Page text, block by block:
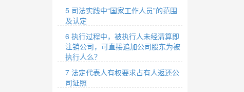
5 司法实践中“国家工作人员”的范围
及认定
6 执行过程中，被执行人未经清算即
注销公司，可直接追加公司股东为被
执行人么？
7 法定代表人有权要求占有人返还公
司证照